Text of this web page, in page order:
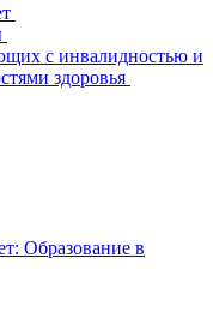
с инвалидностью и
здоровья
Образование в